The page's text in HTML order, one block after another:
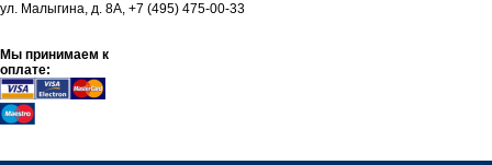
ул. Малыгина, д. 8А, +7 (495) 475-00-33
Мы принимаем к
оплате: